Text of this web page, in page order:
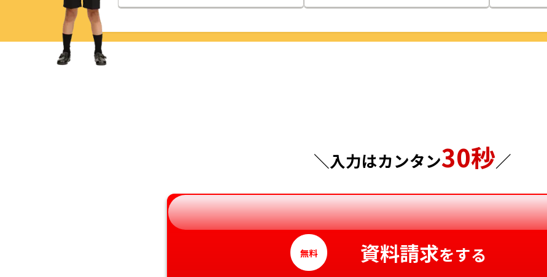
神奈川県
和歌山県
徳島県
香川県
愛媛県
高知県
＼入力はカンタン30秒／
無料 資料請求をする